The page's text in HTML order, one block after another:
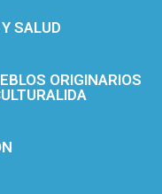
SALUD
ORIGINARIOS